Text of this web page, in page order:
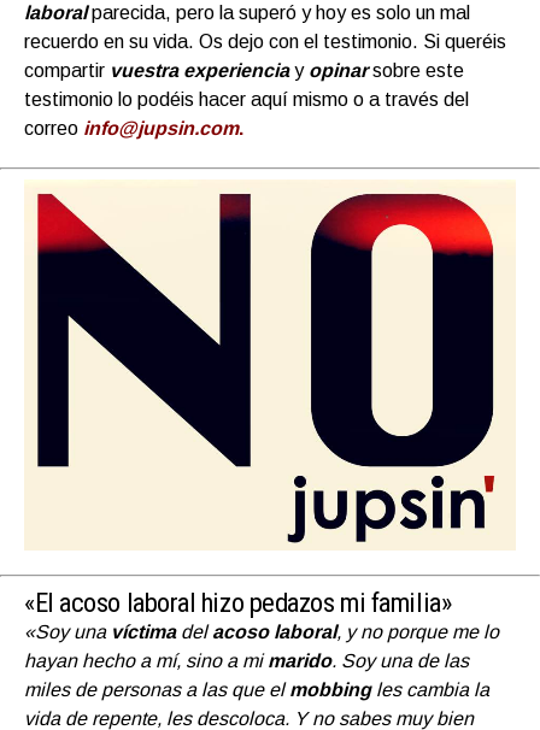
laboralparecida, pero la superó y hoy es solo un mal
recuerdo en su vida. Os dejo con el testimonio. Si queréis
compartir vuestra experienciay opinarsobre este
testimonio lo podéis hacer aquí mismo o a través del
correo info@jupsin.com.
«El acoso laboral hizo pedazos mi familia»
«Soy una víctimadelacoso laboral, y no porque me lo
hayan hecho a mí, sino a mimarido. Soy una de las
miles de personas a las que elmobbingles cambia la
vida de repente, les descoloca. Y no sabes muy bien